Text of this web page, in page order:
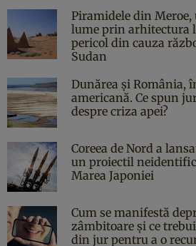
Piramidele din Meroe,
lume prin arhitectura
pericol din cauza
Sudan
Dunărea și România,
americană. Ce spun
despre criza apei?
Coreea de Nord a
un proiectil
Marea Japoniei
Cum se manifestă
zâmbitoare și ce
din jur pentru a o